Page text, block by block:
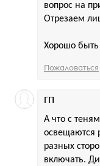
вопрос на
Отрезаем
Хорошо быть
Пожаловаться
А что с
освещаются
разных
включать.
ГП